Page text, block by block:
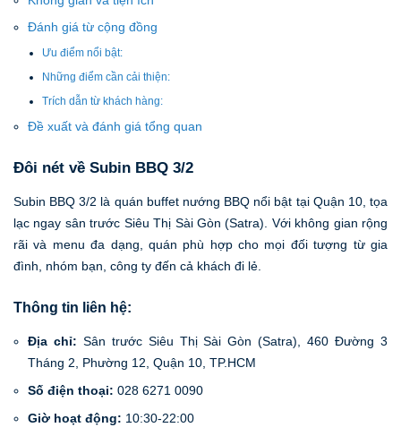
Đánh giá từ cộng đồng
Ưu điểm nổi bật:
Những điểm cần cải thiện:
Trích dẫn từ khách hàng:
Đề xuất và đánh giá tổng quan
Đôi nét về Subin BBQ 3/2
Subin BBQ 3/2 là quán buffet nướng BBQ nổi bật tại Quận 10, tọa
lạc ngay sân trước Siêu Thị Sài Gòn (Satra). Với không gian rộng
rãi và menu đa dạng, quán phù hợp cho mọi đối tượng từ gia
đình, nhóm bạn, công ty đến cả khách đi lẻ.
Thông tin liên hệ:
Địa chỉ: Sân trước Siêu Thị Sài Gòn (Satra), 460 Đường 3
Tháng 2, Phường 12, Quận 10, TP.HCM
Số điện thoại: 028 6271 0090
Giờ hoạt động: 10:30-22:00